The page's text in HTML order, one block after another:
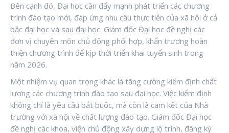
Bên cạnh đó, Đại học cần đẩy mạnh phát triển các chương
trình đào tạo mới, đáp ứng nhu cầu thực tiễn của xã hội ở cả
bậc đại học và sau đại học. Giám đốc Đại học đề nghị các
đơn vị chuyên môn chủ động phối hợp, khẩn trương hoàn
thiện chương trình để kịp thời triển khai tuyển sinh trong
năm 2026.
Một nhiệm vụ quan trọng khác là tăng cường kiểm định chất
lượng các chương trình đào tạo sau đại học. Việc kiểm định
không chỉ là yêu cầu bắt buộc, mà còn là cam kết của Nhà
trường với xã hội về chất lượng đào tạo. Giám đốc Đại học
đề nghị các khoa, viện chủ động xây dựng lộ trình, đăng ký